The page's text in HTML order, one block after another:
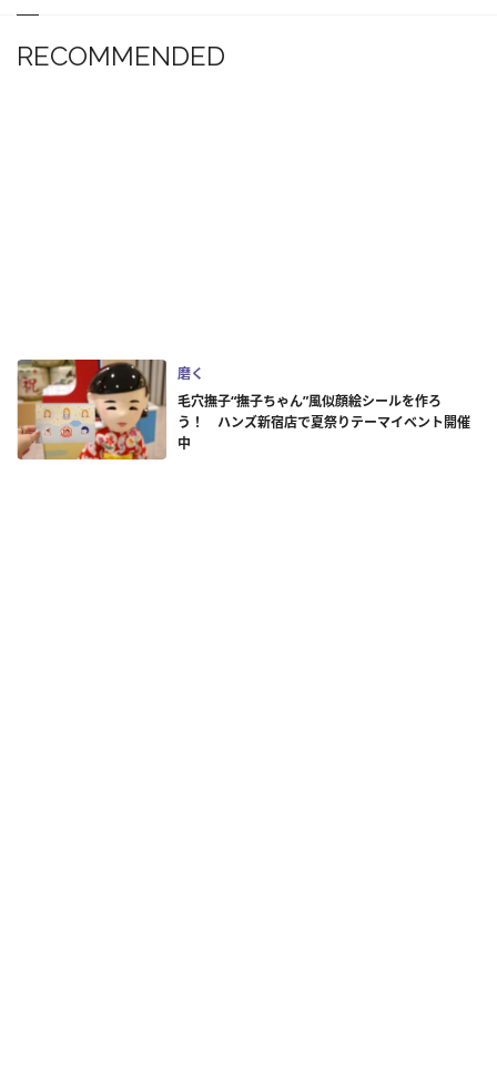
RECOMMENDED
磨く
毛穴撫子“撫子ちゃん”風似顔絵シールを作ろ
う！ ハンズ新宿店で夏祭りテーマイベント開催
中